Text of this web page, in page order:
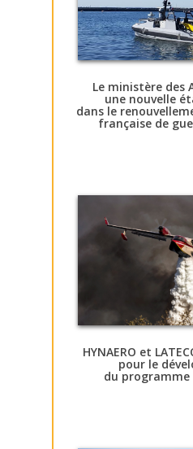
Le ministère des
une nouvelle
dans le
française de
HYNAERO et
pour le
du programme